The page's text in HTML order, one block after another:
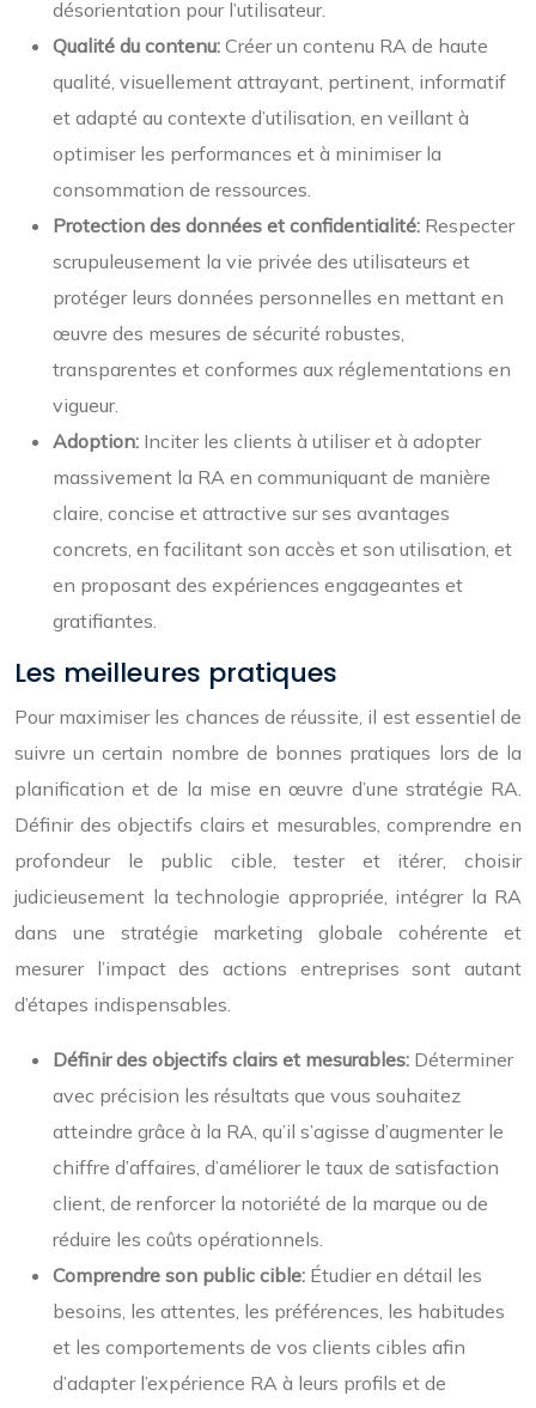
désorientation pour l’utilisateur.
Qualité du contenu: Créer un contenu RA de haute
qualité, visuellement attrayant, pertinent, informatif
et adapté au contexte d’utilisation, en veillant à
optimiser les performances et à minimiser la
consommation de ressources.
Protection des données et confidentialité: Respecter
scrupuleusement la vie privée des utilisateurs et
protéger leurs données personnelles en mettant en
œuvre des mesures de sécurité robustes,
transparentes et conformes aux réglementations en
vigueur.
Adoption: Inciter les clients à utiliser et à adopter
massivement la RA en communiquant de manière
claire, concise et attractive sur ses avantages
concrets, en facilitant son accès et son utilisation, et
en proposant des expériences engageantes et
gratifiantes.
Les meilleures pratiques
Pour maximiser les chances de réussite, il est essentiel de
suivre un certain nombre de bonnes pratiques lors de la
planification et de la mise en œuvre d’une stratégie RA.
Définir des objectifs clairs et mesurables, comprendre en
profondeur le public cible, tester et itérer, choisir
judicieusement la technologie appropriée, intégrer la RA
dans une stratégie marketing globale cohérente et
mesurer l’impact des actions entreprises sont autant
d’étapes indispensables.
Définir des objectifs clairs et mesurables: Déterminer
avec précision les résultats que vous souhaitez
atteindre grâce à la RA, qu’il s’agisse d’augmenter le
chiffre d’affaires, d’améliorer le taux de satisfaction
client, de renforcer la notoriété de la marque ou de
réduire les coûts opérationnels.
Comprendre son public cible: Étudier en détail les
besoins, les attentes, les préférences, les habitudes
et les comportements de vos clients cibles afin
d’adapter l’expérience RA à leurs profils et de